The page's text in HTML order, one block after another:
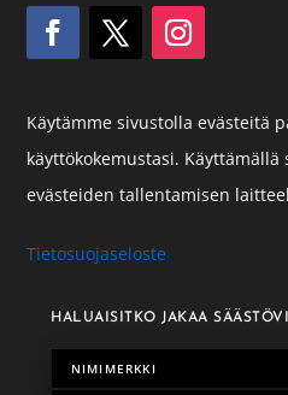
Käytämme sivustolla evästeitä
käyttökokemustasi. Käyttämällä
evästeiden tallentamisen
Tietosuojaseloste
HALUAISITKO JAKAA